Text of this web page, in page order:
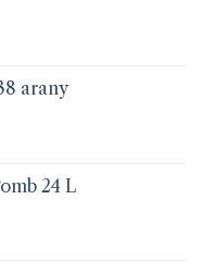
arany
24 L